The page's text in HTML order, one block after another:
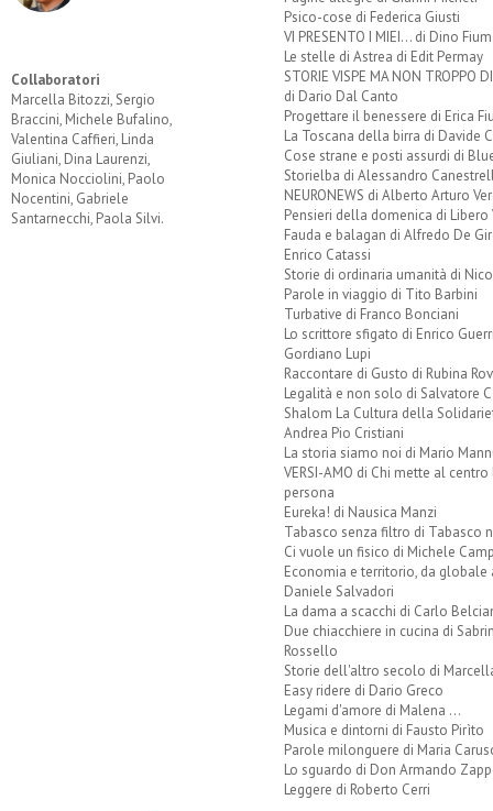
Collaboratori
Marcella Bitozzi, Sergio
Braccini, Michele Bufalino,
Valentina Caffieri, Linda
Giuliani, Dina Laurenzi,
Monica Nocciolini, Paolo
Nocentini, Gabriele
Santarnecchi, Paola Silvi.
Psico-cose di Federica Giusti
VI PRESENTO I MIEI... di Dino
Le stelle di Astrea di Edit Permay
STORIE VISPE MA NON TROPPO
di Dario Dal Canto
Progettare il benessere di Erica
La Toscana della birra di Davide
Cose strane e posti assurdi di
Storielba di Alessandro
NEURONEWS di Alberto Arturo
Pensieri della domenica di Libero
Fauda e balagan di Alfredo De
Enrico Catassi
Storie di ordinaria umanità di
Parole in viaggio di Tito Barbini
Turbative di Franco Bonciani
Lo scrittore sfigato di Enrico
Gordiano Lupi
Raccontare di Gusto di Rubina
Legalità e non solo di Salvatore
Shalom La Cultura della
Andrea Pio Cristiani
La storia siamo noi di Mario
VERSI-AMO di Chi mette al centro
persona
Eureka! di Nausica Manzi
Tabasco senza filtro di Tabasco
Ci vuole un fisico di Michele
Economia e territorio, da globale
Daniele Salvadori
La dama a scacchi di Carlo
Due chiacchiere in cucina di
Rossello
Storie dell'altro secolo di
Easy ridere di Dario Greco
Legami d'amore di Malena ...
Musica e dintorni di Fausto Pirìto
Parole milonguere di Maria
Lo sguardo di Don Armando
Leggere di Roberto Cerri